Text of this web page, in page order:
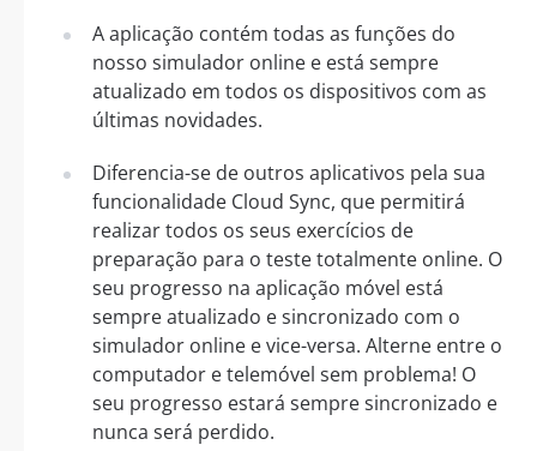
A aplicação contém todas as funções do
nosso simulador online e está sempre
atualizado em todos os dispositivos com as
últimas novidades.
Diferencia-se de outros aplicativos pela sua
funcionalidade Cloud Sync, que permitirá
realizar todos os seus exercícios de
preparação para o teste totalmente online. O
seu progresso na aplicação móvel está
sempre atualizado e sincronizado com o
simulador online e vice-versa. Alterne entre o
computador e telemóvel sem problema! O
seu progresso estará sempre sincronizado e
nunca será perdido.